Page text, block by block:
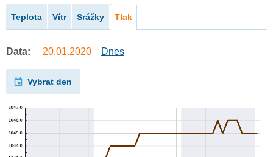
Teplota Vítr Srážky Tlak
Data: 20.01.2020 Dnes
Vybrat den